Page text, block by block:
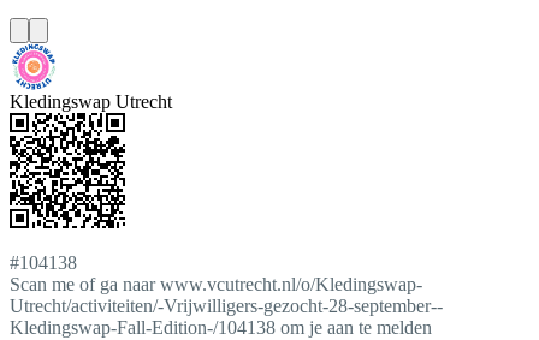
Kledingswap Utrecht
#104138
Scan me of ga naar www.vcutrecht.nl/o/Kledingswap-
Utrecht/activiteiten/-Vrijwilligers-gezocht-28-september--
Kledingswap-Fall-Edition-/104138 om je aan te melden